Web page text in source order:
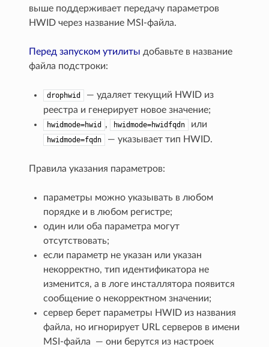
выше поддерживает передачу параметров
HWID через название MSI-файла.
Перед запуском утилиты добавьте в название
файла подстроки:
drophwid
— удаляет текущий HWID из
реестра и генерирует новое значение;
hwidmode=hwid , hwidmode=hwidfqdn или
hwidmode=fqdn — указывает тип HWID.
Правила указания параметров:
параметры можно указывать в любом
порядке и в любом регистре;
один или оба параметра могут
отсутствовать;
если параметр не указан или указан
некорректно, тип идентификатора не
изменится, а в логе инсталлятора появится
сообщение о некорректном значении;
сервер берет параметры HWID из названия
файла, но игнорирует URL серверов в имени
MSI-файла — они берутся из настроек